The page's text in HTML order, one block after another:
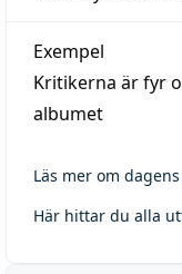
Exempel
Kritikerna är fyr
albumet
Läs mer om
Här hittar du alla